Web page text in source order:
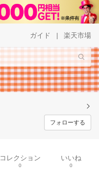
ガイド 楽天市場
フォローする
コレクション
0
いいね
0